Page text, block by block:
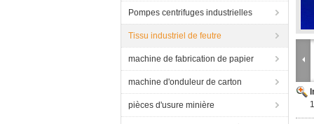
Pompes centrifuges industrielles
Tissu industriel de feutre
machine de fabrication de papier
machine d'onduleur de carton
pièces d'usure minière